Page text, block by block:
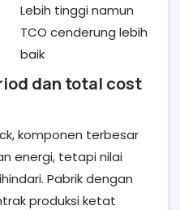
Lebih tinggi namun
TCO cenderung lebih
baik
dan total cost
komponen terbesar
energi, tetapi nilai
Pabrik dengan
produksi ketat